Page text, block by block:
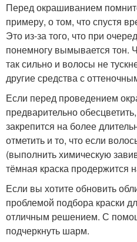
Перед окрашиванием
примеру, о том, что спустя
Это из-за того, что при
понемногу вымывается тон.
так сильно и волосы не
другие средства с
Если перед проведением
предварительно
закрепится на более
отметить и то, что если
(выполнить химическую
тёмная краска продержится
Если вы хотите обновить
проблемой подбора краски
отличным решением. С
подчеркнуть шарм.